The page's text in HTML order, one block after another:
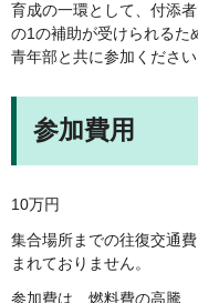
育成の一環として、付添
の1の補助が受けられるた
青年部と共に参加ください
参加費用
10万円
集合場所までの往復交通
まれておりません。
参加費は、燃料費の高騰